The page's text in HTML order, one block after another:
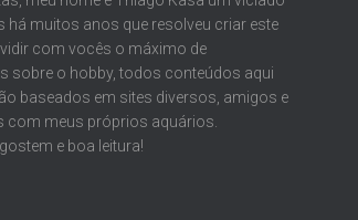
há muitos anos que resolveu criar este
com vocês o máximo de
sobre o hobby, todos conteúdos aqui
baseados em sites diversos, amigos e
com meus próprios aquários.
e boa leitura!